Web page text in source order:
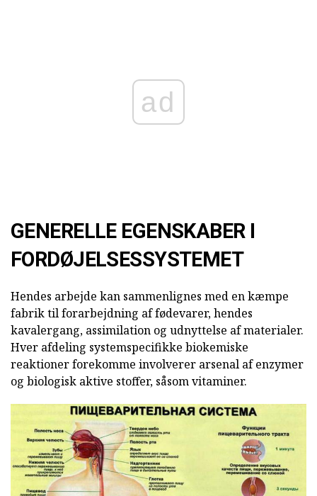
ad
GENERELLE EGENSKABER I
FORDØJELSESSYSTEMET
Hendes arbejde kan sammenlignes med en kæmpe
fabrik til forarbejdning af fødevarer, hendes
kavalergang, assimilation og udnyttelse af materialer.
Hver afdeling systemspecifikke biokemiske
reaktioner forekomme involverer arsenal af enzymer
og biologisk aktive stoffer, såsom vitaminer.